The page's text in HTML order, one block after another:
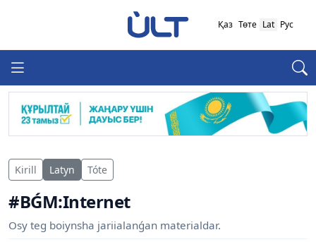
Қаз Төте Lat Рус
Kirill Latyn Tóte
#BǴM:Internet
Osy teg boiynsha jariialanǵan materialdar.